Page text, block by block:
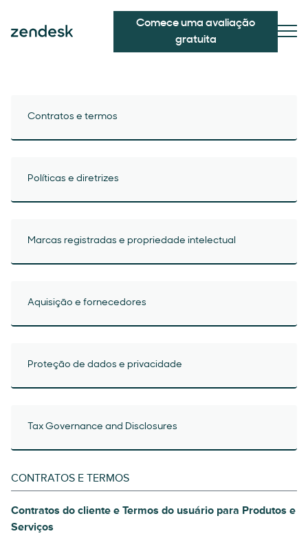
Comece uma avaliação
gratuita
Contratos e termos
Políticas e diretrizes
Marcas registradas e propriedade intelectual
Aquisição e fornecedores
Proteção de dados e privacidade
Tax Governance and Disclosures
CONTRATOS E TERMOS
Contratos do cliente e Termos do usuário para Produtos e
Serviços